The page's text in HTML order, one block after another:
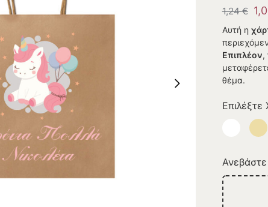
1,24€
Αυτή η
Επιπλέον,
θέμα.